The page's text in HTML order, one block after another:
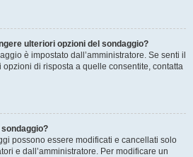
ulteriori opzioni del sondaggio?
è impostato dall’amministratore. Se senti il
di risposta a quelle consentite, contatta
possono essere modificati e cancellati solo
e dall’amministratore. Per modificare un